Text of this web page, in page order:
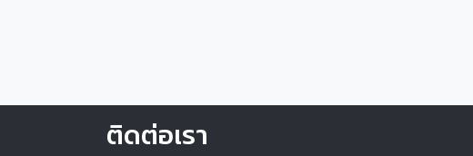
ติดต่อเรา